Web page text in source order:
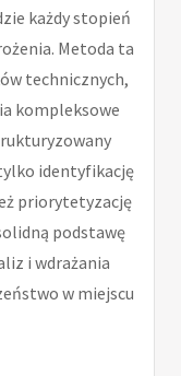
każdy stopień
Metoda ta
technicznych,
kompleksowe
identyfikację
priorytetyzację
podstawę
i wdrażania
w miejscu